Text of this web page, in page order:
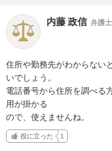
内藤 政信 弁護士
住所や勤務先がわからない
いでしょう。
電話番号から住所を調べる
用が掛かる
ので、使えませんね。
役に立った 1